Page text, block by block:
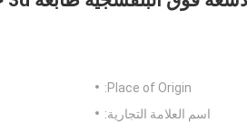
Place of Origin:
اسم العلامة التجارية: